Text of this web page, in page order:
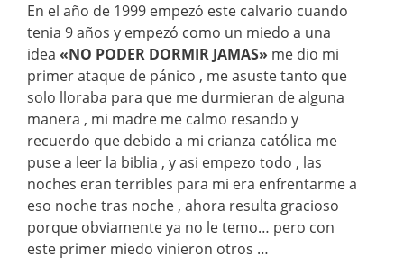
En el año de 1999 empezó este calvario cuando
tenia 9 años y empezó como un miedo a una
idea «NO PODER DORMIR JAMAS» me dio mi
primer ataque de pánico , me asuste tanto que
solo lloraba para que me durmieran de alguna
manera , mi madre me calmo resando y
recuerdo que debido a mi crianza católica me
puse a leer la biblia , y asi empezo todo , las
noches eran terribles para mi era enfrentarme a
eso noche tras noche , ahora resulta gracioso
porque obviamente ya no le temo… pero con
este primer miedo vinieron otros …